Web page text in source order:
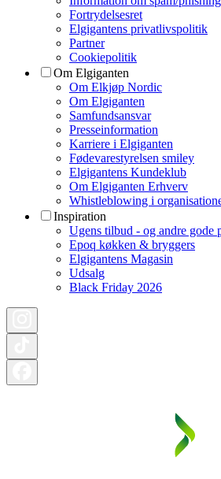
Fortrydelsesret
Elgigantens privatlivspolitik
Partner
Cookiepolitik
Om Elgiganten
Om Elkjøp Nordic
Om Elgiganten
Samfundsansvar
Presseinformation
Karriere i Elgiganten
Fødevarestyrelsen smiley
Elgigantens Kundeklub
Om Elgiganten Erhverv
Whistleblowing i
Inspiration
Ugens tilbud - og andre gode
Epoq køkken & bryggers
Elgigantens Magasin
Udsalg
Black Friday 2026